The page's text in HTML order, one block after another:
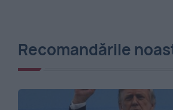
Recomandările